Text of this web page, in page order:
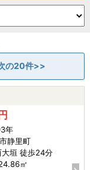
の20件>>
年
静里町
垣 徒歩24分
㎡